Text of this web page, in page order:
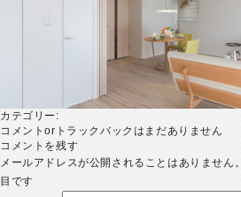
カテゴリー:
コメントorトラックバックはまだありません
コメントを残す
メールアドレスが公開されることはありません。
目です